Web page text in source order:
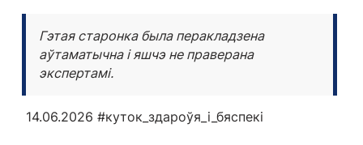
Гэтая старонка была перакладзена
аўтаматычна і яшчэ не праверана
экспертамі.
14.06.2026 #куток_здароўя_і_бяспекі